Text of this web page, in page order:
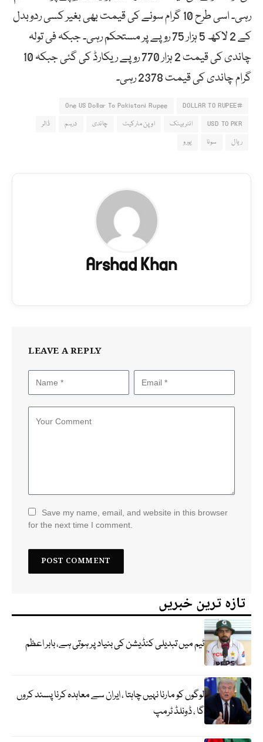
رہی۔ اسی طرح 10 گرام سونے کی قیمت بھی بغیر کسی ردوبدل
کے 2 لاکھ 5 ہزار 75 روپے پر مستحکم رہی۔ جبکہ فی تولہ
چاندی کی قیمت 2 ہزار 770 روپے ریکارڈ کی گئی جبکہ 10
گرام چاندی کی قیمت 2378 رہی۔
#DOLLAR TO RUPEE
One US Dollar To Pakistani Rupee
USD TO PKR
انٹربینک اوپن مارکیٹ چاندی درہم
ڈالر
ریال
سونا یورو
Arshad Khan
LEAVE A REPLY
Save my name, email, and website in this browser
for the next time I comment.
تازہ ترین خبریں
ٹیم میں تبدیلی کنڈیشن کی بنیاد پر ہوتی ہے، بابر اعظم
لوگوں کو مارنا نہیں چاہتا ، ایران سے معاہدہ کرنا پسند کروں
گا ، ڈونلڈ ٹرمپ